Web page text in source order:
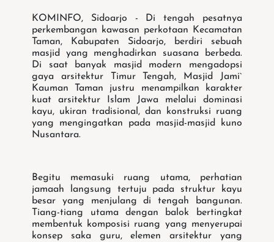
KOMINFO, Sidoarjo - Di tengah pesatnya
perkembangan kawasan perkotaan Kecamatan
Taman, Kabupaten Sidoarjo, berdiri sebuah
masjid yang menghadirkan suasana berbeda.
Di saat banyak masjid modern mengadopsi
gaya arsitektur Timur Tengah, Masjid Jami`
Kauman Taman justru menampilkan karakter
kuat arsitektur Islam Jawa melalui dominasi
kayu, ukiran tradisional, dan konstruksi ruang
yang mengingatkan pada masjid-masjid kuno
Nusantara.
Begitu memasuki ruang utama, perhatian
jamaah langsung tertuju pada struktur kayu
besar yang menjulang di tengah bangunan.
Tiang-tiang utama dengan balok bertingkat
membentuk komposisi ruang yang menyerupai
konsep saka guru, elemen arsitektur yang